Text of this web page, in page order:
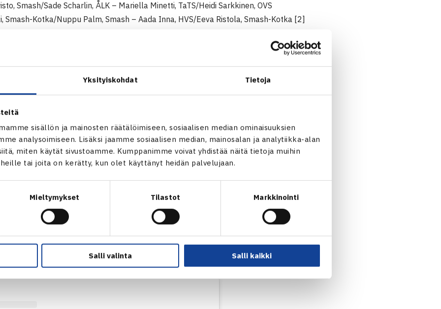
Yksityiskohdat Tietoja
sisällön ja mainosten räätälöimiseen, sosiaalisen median ominaisuuksien
analysoimiseen. Lisäksi jaamme sosiaalisen median, mainosalan ja analytiikka-alan
miten käytät sivustoamme. Kumppanimme voivat yhdistää näitä tietoja muihin
tai joita on kerätty, kun olet käyttänyt heidän palvelujaan.
Mieltymykset Tilastot Markkinointi
Salli valinta Salli kaikki
Smash/Sade Scharlin, ÅLK – Mariella Minetti, TaTS/Heidi Sarkkinen, OVS
Smash-Kotka/Nuppu Palm, Smash – Aada Inna, HVS/Eeva Ristola, Smash-Kotka [2]
klo 10.00 alkaen kaksinpelien puolivälierät, nelinpelien välierät
klo 10.00 alkaen naisten kaksinpelin välierät, miesten kaksinpelin välierät, nelinpelien
läpi viikonTennisliiton YouTube-kanavan välityksellä. Tapahtumaan on lipunmyynti
/ 5. TEHO FINNISH TOUR